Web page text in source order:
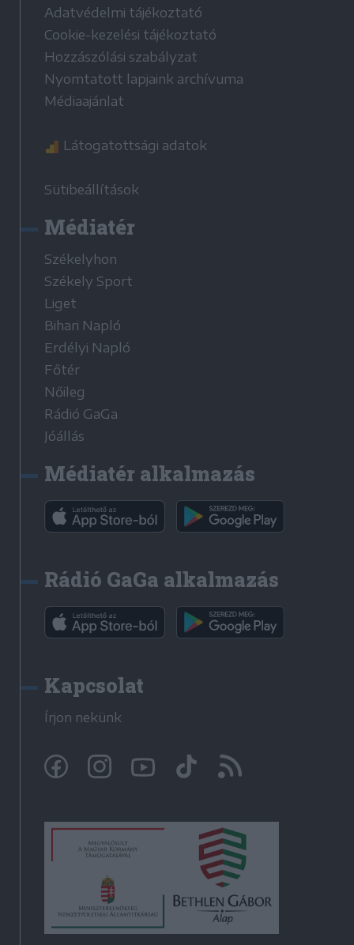
Adatvédelmi tájékoztató
Cookie-kezelési tájékoztató
Hozzászólási szabályzat
Nyomtatott lapjaink archívuma
Médiaajánlat
Látogatottsági adatok
Sütibeállítások
Médiatér
Székelyhon
Székely Sport
Liget
Bihari Napló
Erdélyi Napló
Főtér
Nőileg
Rádió GaGa
Jóállás
Médiatér alkalmazás
Rádió GaGa alkalmazás
Kapcsolat
Írjon nekünk